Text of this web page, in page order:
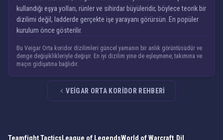
kullandığı eşya yolları, rünler ve sihirdar büyüleridir, böylece teorik bir
dizilimi değil, ladderde gerçekte işe yarayanı görürsün. En popüler
kurulum önce gösterilir.
Bu Veigar Orta koridor dizilimleri güncel yamanın bir anlık görüntüsüdür ve
denge değişiklikleriyle değişir. En iyi dizilim yine de eşleşmene, takımına ve
maçın gidişatına bağlıdır.
VEIGAR ORTA KORIDOR REHBERI
Teamfight Tactics League of LegendsWorld of Warcraft Dil